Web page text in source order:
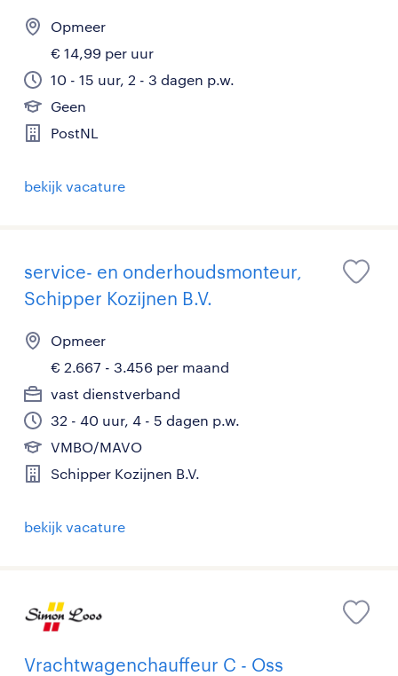
Opmeer
€ 14,99 per uur
10 - 15 uur, 2 - 3 dagen p.w.
Geen
PostNL
bekijk vacature
service- en onderhoudsmonteur,
Schipper Kozijnen B.V.
Opmeer
€ 2.667 - 3.456 per maand
vast dienstverband
32 - 40 uur, 4 - 5 dagen p.w.
VMBO/MAVO
Schipper Kozijnen B.V.
bekijk vacature
Vrachtwagenchauffeur C - Oss